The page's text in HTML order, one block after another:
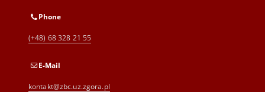
Phone
(+48) 68 328 21 55
E-Mail
kontakt@zbc.uz.zgora.pl